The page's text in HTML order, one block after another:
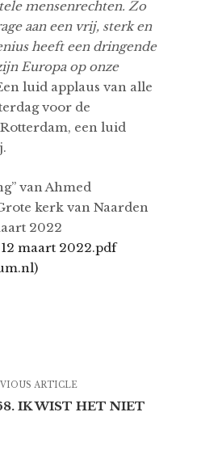
mensenrechten. Zo
aan een vrij, sterk en
heeft een dringende
Europa op onze
luid applaus van alle
voor de
een luid
van Ahmed
kerk van Naarden
2022
maart 2022.pdf
ARTICLE
IK WIST HET NIET